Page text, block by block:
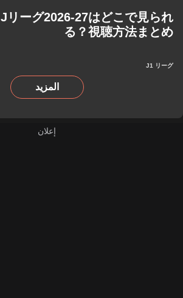
Jリーグ2026-27はどこで見られ
る？視聴方法まとめ
J1 リーグ
المزيد